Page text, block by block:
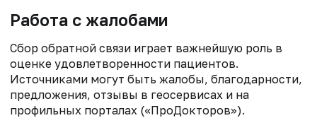
Работа с жалобами
Сбор обратной связи играет важнейшую роль в
оценке удовлетворенности пациентов.
Источниками могут быть жалобы, благодарности,
предложения, отзывы в геосервисах и на
профильных порталах («ПроДокторов»).